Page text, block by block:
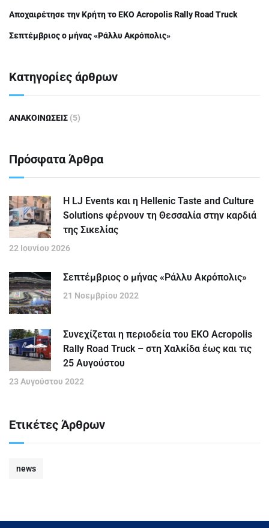
Αποχαιρέτησε την Κρήτη το EKO Acropolis Rally Road Truck
Σεπτέμβριος ο μήνας «Ράλλυ Ακρόπολις»
Κατηγορίες άρθρων
ΑΝΑΚΟΙΝΩΣΕΙΣ (5)
Πρόσφατα Άρθρα
Η LJ Events και η Hellenic Taste and Culture
Solutions φέρνουν τη Θεσσαλία στην καρδιά
της Σικελίας
22 Ιουνίου 2026
Σεπτέμβριος ο μήνας «Ράλλυ Ακρόπολις»
21 Νοεμβρίου 2022
Συνεχίζεται η περιοδεία του EKO Acropolis
Rally Road Truck – στη Χαλκίδα έως και τις
25 Αυγούστου
23 Αυγούστου 2022
Ετικέτες Άρθρων
news